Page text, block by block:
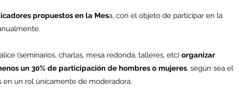
propuestos en la Mesa, con el objeto de participar en la
(seminarios, charlas, mesa redonda, talleres, etc) organizar
un 30% de participación de hombres o mujeres, según sea el
en un rol únicamente de moderadora.